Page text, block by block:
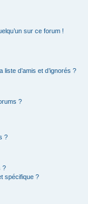
sur ce forum !
d’amis et d’ignorés ?
?
?
?
spécifique ?